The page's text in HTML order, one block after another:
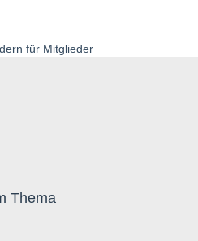
für Mitglieder
Thema